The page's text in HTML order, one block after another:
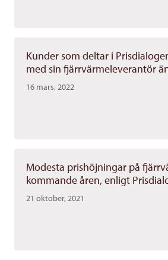
Kunder som deltar i
med sin fjärrvärmeleverantör
16 mars, 2022
Modesta prishöjningar på
kommande åren, enligt
21 oktober, 2021